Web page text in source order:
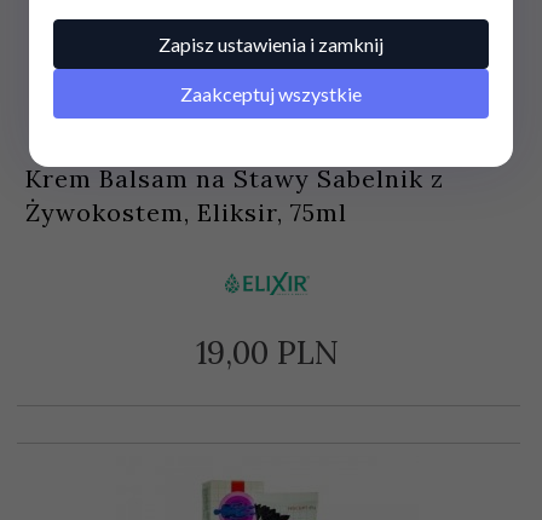
Krem Balsam na Stawy Sabelnik z
Żywokostem, Eliksir, 75ml
19,00 PLN
Zapisz ustawienia i zamknij
Zaakceptuj wszystkie